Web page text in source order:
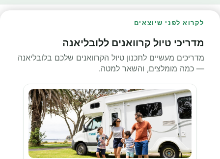
לקרוא לפני שיוצאים
מדריכי טיול קרוואנים ללובליאנה
מדריכים מעשיים לתכנון טיול הקרוואנים שלכם בלובליאנה
— כמה מומלצים, והשאר למטה.